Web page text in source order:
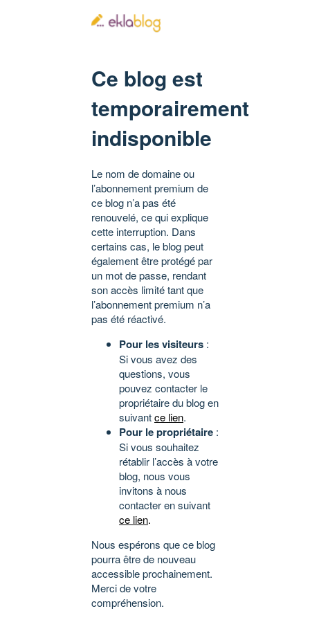
Ce blog est
temporairement
indisponible
Le nom de domaine ou
l’abonnement premium de
ce blog n’a pas été
renouvelé, ce qui explique
cette interruption. Dans
certains cas, le blog peut
également être protégé par
un mot de passe, rendant
son accès limité tant que
l’abonnement premium n’a
pas été réactivé.
Pour les visiteurs :
Si vous avez des
questions, vous
pouvez contacter le
propriétaire du blog en
suivantce lien.
Pour le propriétaire :
Si vous souhaitez
rétablir l’accès à votre
blog, nous vous
invitons à nous
contacter en suivant
ce lien.
Nous espérons que ce blog
pourra être de nouveau
accessible prochainement.
Merci de votre
compréhension.